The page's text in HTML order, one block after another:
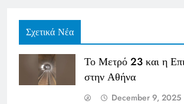
Σχετικά Νέα
Το Μετρό 23 και η
στην Αθήνα
December 9, 2025